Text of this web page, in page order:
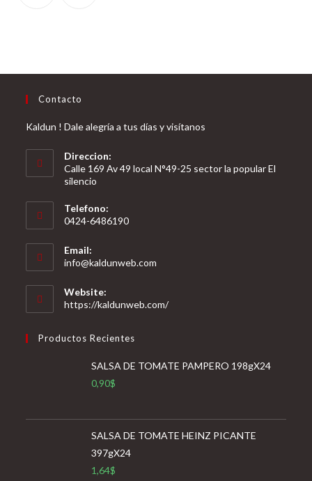
Contacto
Kaldun ! Dale alegría a tus días y visítanos
Direccion:
Calle 169 Av 49 local N°49-25 sector la popular El
silencio
Telefono:
0424-6486190
Email:
info@kaldunweb.com
aplicación
Website:
https://kaldunweb.com/
Productos Recientes
SALSA DE TOMATE PAMPERO 198gX24
0,90$
SALSA DE TOMATE HEINZ PICANTE
397gX24
1,64$